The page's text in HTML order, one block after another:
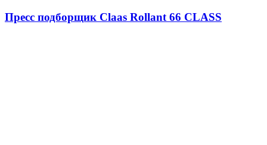
Пресс подборщик Claas Rollant 66 CLASS